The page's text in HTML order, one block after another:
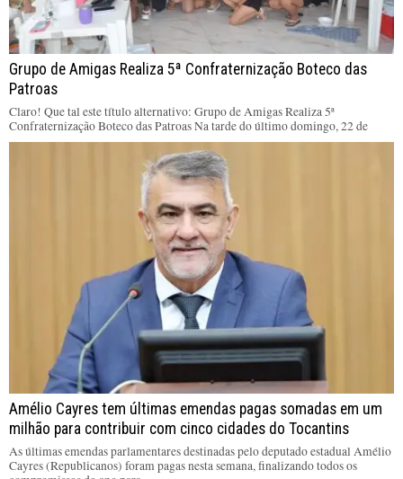
Grupo de Amigas Realiza 5ª Confraternização Boteco das
Patroas
Claro! Que tal este título alternativo: Grupo de Amigas Realiza 5ª
Confraternização Boteco das Patroas Na tarde do último domingo, 22 de
Amélio Cayres tem últimas emendas pagas somadas em um
milhão para contribuir com cinco cidades do Tocantins
As últimas emendas parlamentares destinadas pelo deputado estadual Amélio
Cayres (Republicanos) foram pagas nesta semana, finalizando todos os